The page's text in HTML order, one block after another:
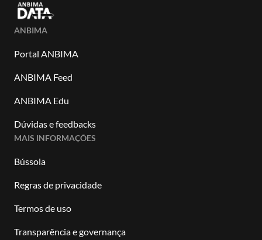
ANBIMA
Portal ANBIMA
ANBIMA Feed
ANBIMA Edu
Dúvidas e feedbacks
MAIS INFORMAÇÕES
Bússola
Regras de privacidade
Termos de uso
Transparência e governança